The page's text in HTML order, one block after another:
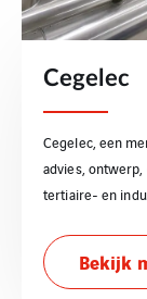
Cegelec
Cegelec, een
advies,
tertiaire- en
Bekijk